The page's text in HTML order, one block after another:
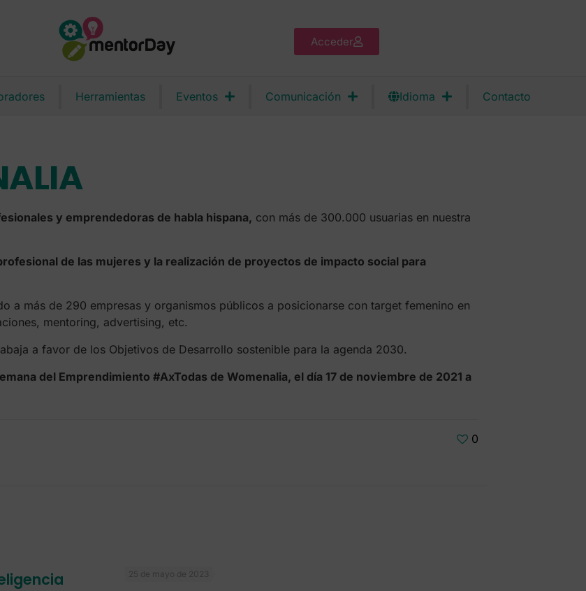
Acceder
Herramientas Eventos Comunicación Idioma Contacto
y emprendedoras de habla hispana, con más de 300.000 usuarias en nuestra
de las mujeres y la realización de proyectos de impacto social para
a más de 290 empresas y organismos públicos a posicionarse con target femenino en
mentoring, advertising, etc.
a favor de los Objetivos de Desarrollo sostenible para la agenda 2030.
del Emprendimiento #AxTodas de Womenalia, el día 17 de noviembre de 2021 a
0
25 de mayo de 2023